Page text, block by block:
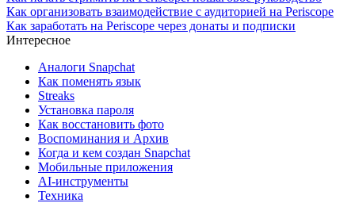
Как организовать взаимодействие с аудиторией на Periscope
Как заработать на Periscope через донаты и подписки
Интересное
Аналоги Snapchat
Как поменять язык
Streaks
Установка пароля
Как восстановить фото
Воспоминания и Архив
Когда и кем создан Snapchat
Мобильные приложения
AI-инструменты
Техника